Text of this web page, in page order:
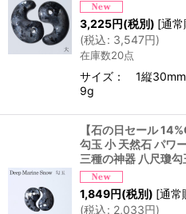
3,225円(税別) [通
(税込: 3,547円)
在庫数20点
サイズ： 1縦
9g
【石の日セール
勾玉 小 天然石 パワ
三種の神器 八尺瓊勾
1,849円(税別) [通常
(税込: 2,033円)